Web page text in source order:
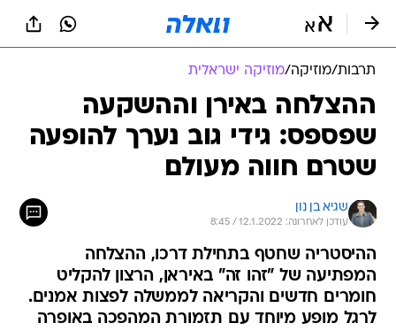
תרבות/מוזיקה/מוזיקה ישראלית
ההצלחה באירן וההשקעה
שפספס: גידי גוב נערך להופעה
שטרם חווה מעולם
שגיא בן נון
עודכן לאחרונה: 12.1.2022 / 8:45
ההיסטריה שחטף בתחילת דרכו, ההצלחה
המפתיעה של "זהו זה" באיראן, הרצון להקליט
חומרים חדשים והקריאה לממשלה לפצות אמנים.
לרגל מופע מיוחד עם תזמורת המהפכה באופרה